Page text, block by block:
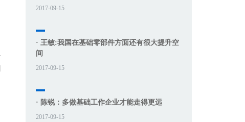
2017-09-15
· 王敏:我国在基础零部件方面还有很大提升空
间
2017-09-15
· 陈锐：多做基础工作企业才能走得更远
2017-09-15